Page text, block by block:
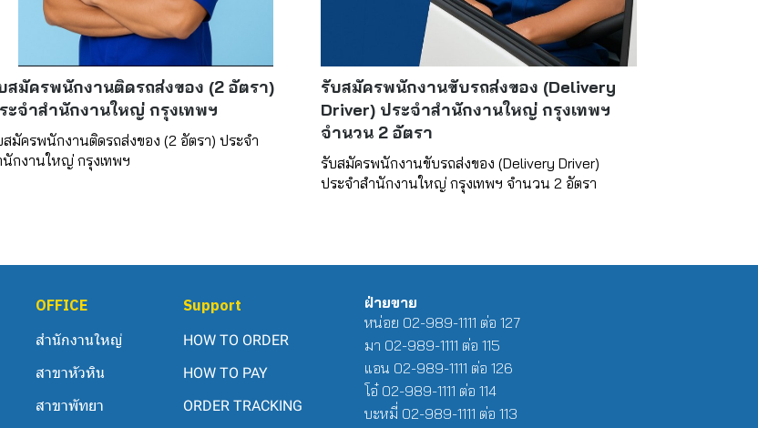
สมัครพนักงานติดรถส่งของ (2 อัตรา)
ะจำสำนักงานใหญ่ กรุงเทพฯ
สมัครพนักงานติดรถส่งของ (2 อัตรา) ประจำ
นักงานใหญ่ กรุงเทพฯ
รับสมัครพนักงานขับรถส่งของ (Delivery
Driver) ประจำสำนักงานใหญ่ กรุงเทพฯ
จำนวน 2 อัตรา
รับสมัครพนักงานขับรถส่งของ (Delivery Driver)
ประจำสำนักงานใหญ่ กรุงเทพฯ จำนวน 2 อัตรา
OFFICE
สำนักงานใหญ่
สาขาหัวหิน
สาขาพัทยา
Support
HOW TO ORDER
HOW TO PAY
ORDER TRACKING
ฝ่ายขาย
หน่อย 02-989-1111 ต่อ 127
มา 02-989-1111 ต่อ 115
แอน 02-989-1111 ต่อ 126
โอ๋ 02-989-1111 ต่อ 114
บะหมี่ 02-989-1111 ต่อ 113